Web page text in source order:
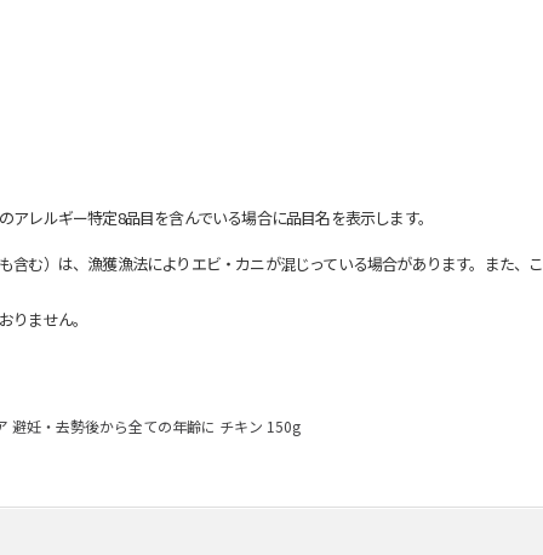
レルギー特定8品目を含んでいる場合に品目名を表示します。
む）は、漁獲漁法によりエビ・カニが混じっている場合があります。また、
ません。
避妊・去勢後から全ての年齢に チキン 150g